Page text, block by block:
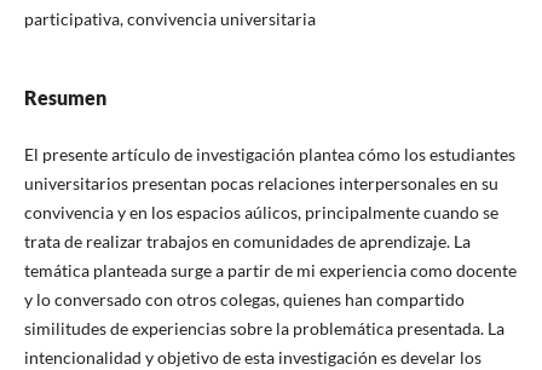
participativa, convivencia universitaria
Resumen
El presente artículo de investigación plantea cómo los estudiantes
universitarios presentan pocas relaciones interpersonales en su
convivencia y en los espacios aúlicos, principalmente cuando se
trata de realizar trabajos en comunidades de aprendizaje. La
temática planteada surge a partir de mi experiencia como docente
y lo conversado con otros colegas, quienes han compartido
similitudes de experiencias sobre la problemática presentada. La
intencionalidad y objetivo de esta investigación es develar los